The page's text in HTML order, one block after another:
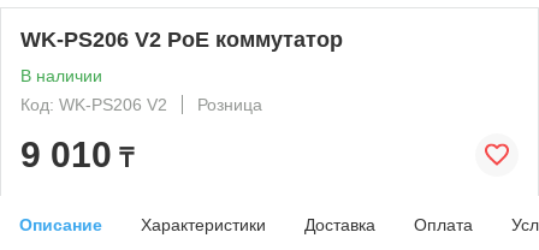
WK-PS206 V2 PoE коммутатор
В наличии
Код: WK-PS206 V2
Розница
9 010 ₸
Описание Характеристики Доставка Оплата